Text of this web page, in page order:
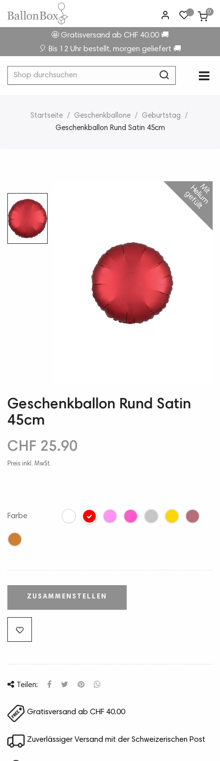
0
🤩 Gratisversand ab CHF 40.00 🚚
🎈 Bis 12 Uhr bestellt, morgen geliefert 🚚
☰
Startseite Geschenkballone
Geburtstag
Geschenkballon Rund Satin 45cm
Geschenkballon Rund Satin
45cm
CHF 25.90
Preis inkl. MwSt.
Farbe
ZUSAMMENSTELLEN
Teilen:
Gratisversand ab CHF 40.00
Zuverlässiger Versand mit der Schweizerischen Post